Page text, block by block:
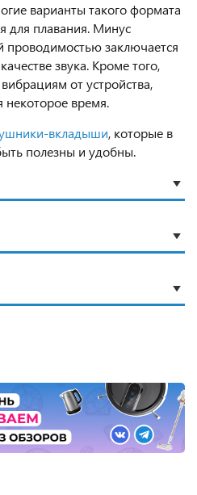
варианты такого формата
для плавания. Минус
проводимостью заключается
звука. Кроме того,
от устройства,
некоторое время.
вкладыши, которые в
полезны и удобны.